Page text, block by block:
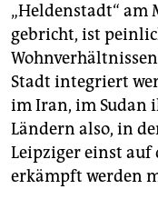
„Heldenstadt“
gebricht, ist
Stadt integriert
im Iran, im Sudan
Ländern also, in
Leipziger einst auf
erkämpft werden